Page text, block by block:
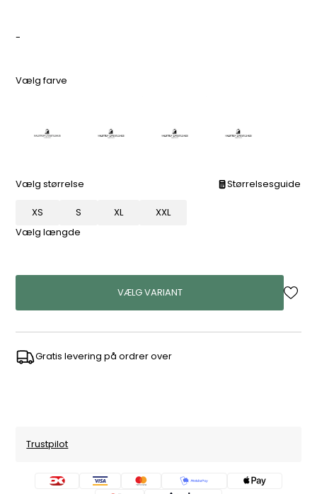
-
Vælg farve
Vælg størrelse Størrelsesguide
XS S XL
XXL
Vælg længde
VÆLG VARIANT
Gratis levering på ordrer over
Trustpilot